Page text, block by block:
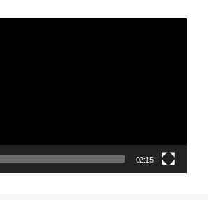
02:15